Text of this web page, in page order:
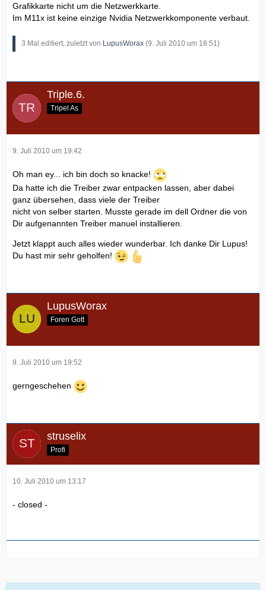
Grafikkarte nicht um die Netzwerkkarte.
Im M11x ist keine einzige Nvidia Netzwerkkomponente verbaut.
3 Mal editiert, zuletzt von LupusWorax (9. Juli 2010 um 18:51)
Triple.6.
Tripel As
9. Juli 2010 um 19:42
Oh man ey... ich bin doch so knacke!
Da hatte ich die Treiber zwar entpacken lassen, aber dabei
ganz übersehen, dass viele der Treiber
nicht von selber starten. Musste gerade im dell Ordner die von
Dir aufgenannten Treiber manuel installieren.
Jetzt klappt auch alles wieder wunderbar. Ich danke Dir Lupus!
Du hast mir sehr geholfen!
LupusWorax
Foren Gott
9. Juli 2010 um 19:52
gerngeschehen
struselix
Profi
10. Juli 2010 um 13:17
- closed -